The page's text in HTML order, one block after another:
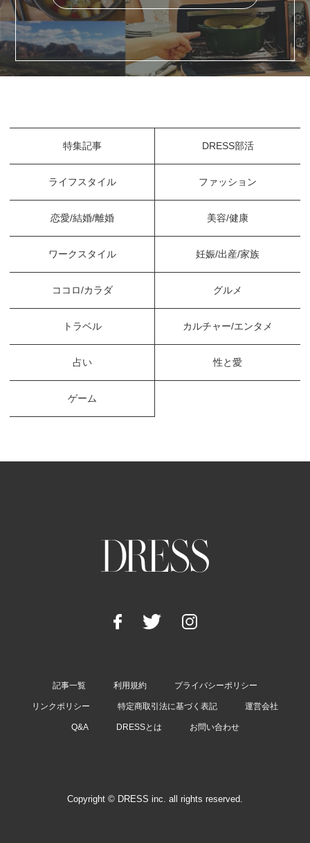
特集記事 DRESS部活
ライフスタイル ファッション
恋愛/結婚/離婚 美容/健康
ワークスタイル 妊娠/出産/家族
ココロ/カラダ グルメ
トラベル カルチャー/エンタメ
占い 性と愛
ゲーム
記事一覧 利用規約 プライバシーポリシー
リンクポリシー 特定商取引法に基づく表記 運営会社
Q&A DRESSとは お問い合わせ
Copyright © DRESS inc. all rights reserved.